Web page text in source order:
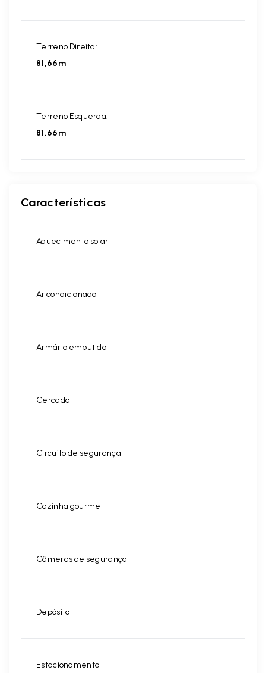
Terreno Direita:
81,66m
Terreno Esquerda:
81,66m
Características
Aquecimento solar
Ar condicionado
Armário embutido
Cercado
Circuito de segurança
Cozinha gourmet
Câmeras de segurança
Depósito
Estacionamento